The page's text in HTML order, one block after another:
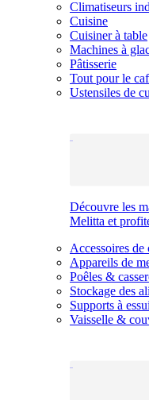
Climatiseurs
Cuisine
Cuisiner à table
Machines à
Pâtisserie
Tout pour le
Ustensiles de
Découvre les
Melitta et
Accessoires de
Appareils de
Poêles &
Stockage des
Supports à
Vaisselle &